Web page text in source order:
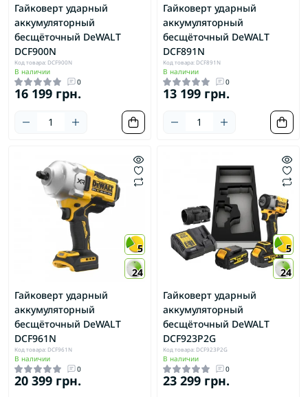
Гайковерт ударный
аккумуляторный
бесщёточный DeWALT
DCF900N
Код товара: DCF900N
В наличии
0
16 199 грн.
Гайковерт ударный
аккумуляторный
бесщёточный DeWALT
DCF891N
Код товара: DCF891N
В наличии
0
13 199 грн.
5
24
Гайковерт ударный
аккумуляторный
бесщёточный DeWALT
DCF961N
Код товара: DCF961N
В наличии
0
20 399 грн.
5
24
Гайковерт ударный
аккумуляторный
бесщёточный DeWALT
DCF923P2G
Код товара: DCF923P2G
В наличии
0
23 299 грн.